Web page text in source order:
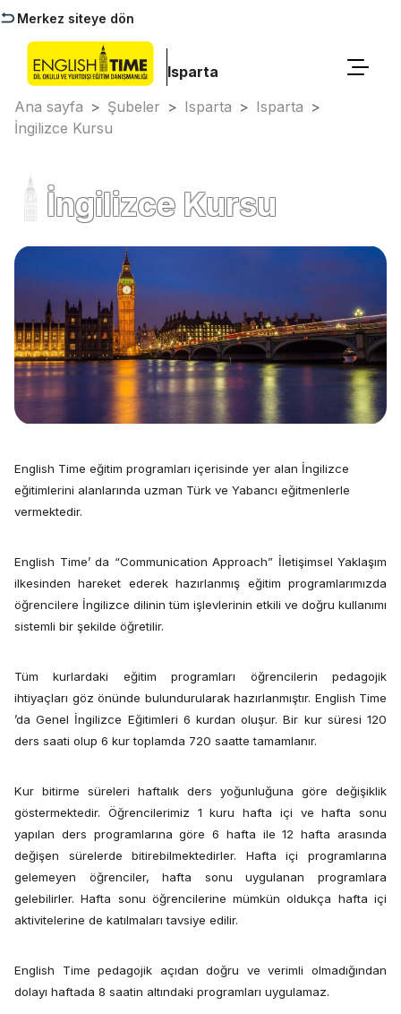
Merkez siteye dön
Isparta
Ana sayfa > Şubeler > Isparta > Isparta >
İngilizce Kursu
İngilizce Kursu
English Time eğitim programları içerisinde yer alan İngilizce
eğitimlerini alanlarında uzman Türk ve Yabancı eğitmenlerle
vermektedir.
English Time’ da “Communication Approach” İletişimsel Yaklaşım
ilkesinden hareket ederek hazırlanmış eğitim programlarımızda
öğrencilere İngilizce dilinin tüm işlevlerinin etkili ve doğru kullanımı
sistemli bir şekilde öğretilir.
Tüm kurlardaki eğitim programları öğrencilerin pedagojik
ihtiyaçları göz önünde bulundurularak hazırlanmıştır. English Time
’da Genel İngilizce Eğitimleri 6 kurdan oluşur. Bir kur süresi 120
ders saati olup 6 kur toplamda 720 saatte tamamlanır.
Kur bitirme süreleri haftalık ders yoğunluğuna göre değişiklik
göstermektedir. Öğrencilerimiz 1 kuru hafta içi ve hafta sonu
yapılan ders programlarına göre 6 hafta ile 12 hafta arasında
değişen sürelerde bitirebilmektedirler. Hafta içi programlarına
gelemeyen öğrenciler, hafta sonu uygulanan programlara
gelebilirler. Hafta sonu öğrencilerine mümkün oldukça hafta içi
aktivitelerine de katılmaları tavsiye edilir.
English Time pedagojik açıdan doğru ve verimli olmadığından
dolayı haftada 8 saatin altındaki programları uygulamaz.